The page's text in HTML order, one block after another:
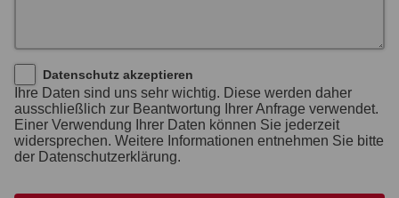
Datenschutz akzeptieren
Ihre Daten sind uns sehr wichtig. Diese werden daher
ausschließlich zur Beantwortung Ihrer Anfrage verwendet.
Einer Verwendung Ihrer Daten können Sie jederzeit
widersprechen. Weitere Informationen entnehmen Sie bitte
der Datenschutzerklärung.